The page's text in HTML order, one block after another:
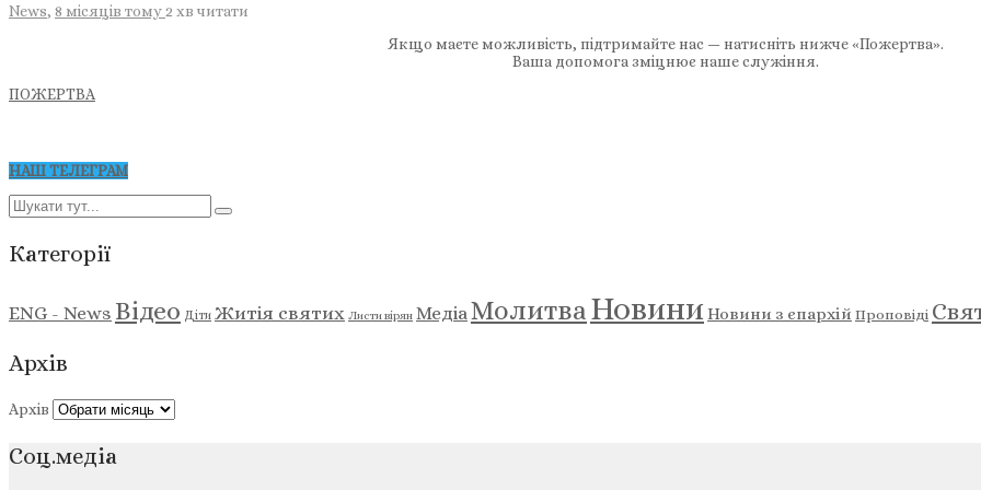
News, 8 місяців тому 2 хв читати
Якщо маєте можливість, підтримайте нас — натисніть нижче «Пожертва».
Ваша допомога зміцнює наше служіння.
ПОЖЕРТВА
НАШ ТЕЛЕГРАМ
Категорії
ENG - News Відео Діти Житія святих Листи вірян Медіа Молитва Новини Новини з єпархій Проповіді
Архів
Архів
Соц.медіа